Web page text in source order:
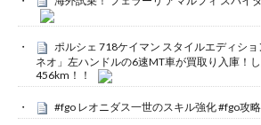
ポルシェ 718ケイマン スタイルエディシ
ネオ」左ハンドルの6速MT車が買取り入庫！
456km！！
#fgo レオニダス一世のスキル強化 #fgo攻